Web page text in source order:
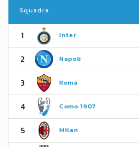
Squadra
1 Inter
2 Napoli
3 Roma
4 Como 1907
5 Milan